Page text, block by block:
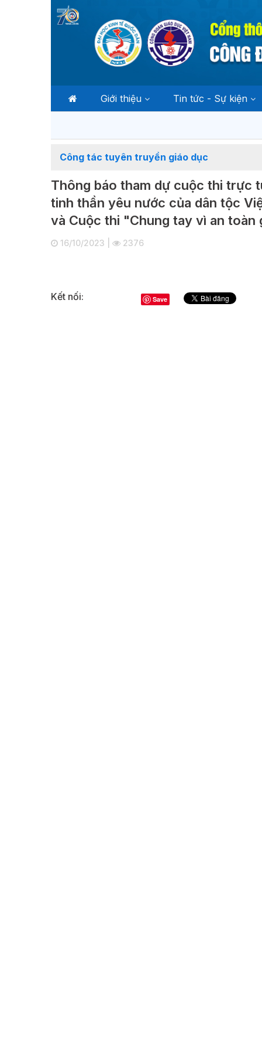
Giới thiệu Tin tức - Sự kiện
Công tác tuyên truyền giáo dục
Thông báo tham dự cuộc thi trực
tinh thần yêu nước của dân tộc
và Cuộc thi "Chung tay vì an
16/10/2023 | 2376
Kết nối: Save